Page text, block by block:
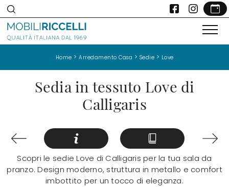
Home > Arredamento Casa > Sedie > Love
Sedia in tessuto Love di
Calligaris
Scopri le sedie Love di Calligaris per la tua sala da
pranzo. Design moderno, struttura in metallo e comfort
imbottito per un tocco di eleganza.